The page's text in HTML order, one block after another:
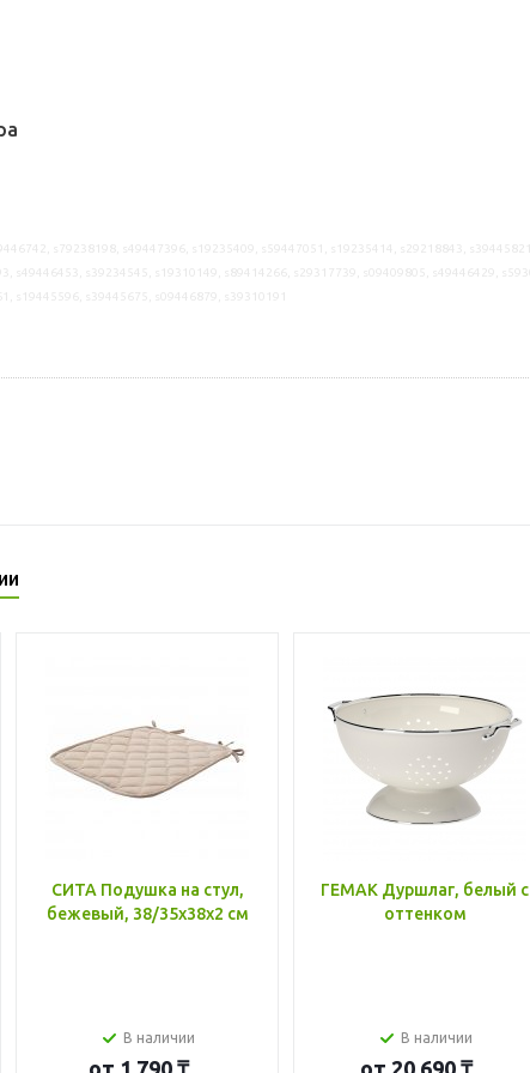
СИТА Подушка на стул,
бежевый, 38/35x38x2 см
В наличии
от 1 790 ₸
ГЕМАК Дуршлаг, белый с
оттенком
В наличии
от 20 690 ₸